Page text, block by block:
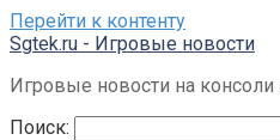
Перейти к контенту
Sgtek.ru - Игровые новости
Игровые новости на
Поиск: